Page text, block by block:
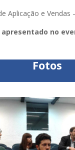
e
no
Fotos